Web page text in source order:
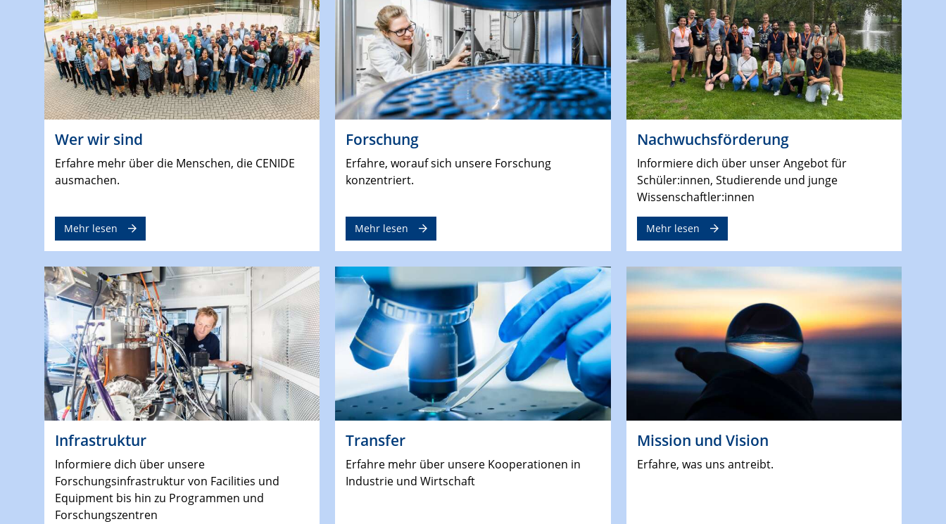
Wer wir sind
Erfahre mehr über die Menschen, die CENIDE
ausmachen.
Mehr lesen
Forschung
Erfahre, worauf sich unsere Forschung
konzentriert.
Mehr lesen
Nachwuchsförderung
Informiere dich über unser Angebot für
Schüler:innen, Studierende und junge
Wissenschaftler:innen
Mehr lesen
Infrastruktur
Informiere dich über unsere
Forschungsinfrastruktur von Facilities und
Equipment bis hin zu Programmen und
Forschungszentren
Transfer
Erfahre mehr über unsere Kooperationen in
Industrie und Wirtschaft
Mission und Vision
Erfahre, was uns antreibt.